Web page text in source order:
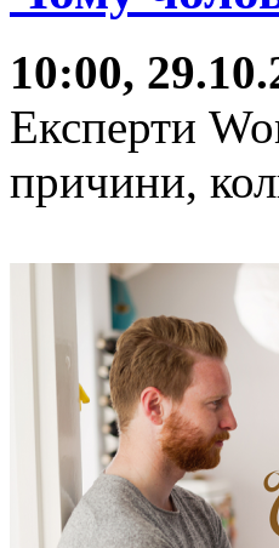
10:00,
Експерти
причини,